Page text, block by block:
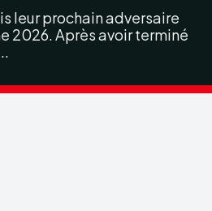
leur prochain adversaire
2026. Après avoir terminé